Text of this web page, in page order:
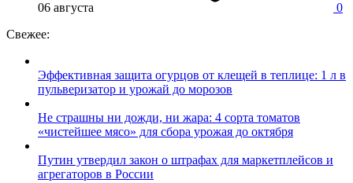
06 августа
0
Свежее:
Эффективная защита огурцов от клещей в теплице: 1 л в
пульверизатор и урожай до морозов
Не страшны ни дожди, ни жара: 4 сорта томатов
«чистейшее мясо» для сбора урожая до октября
Путин утвердил закон о штрафах для маркетплейсов и
агрегаторов в России